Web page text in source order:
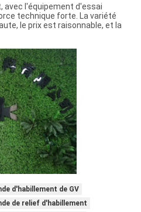
avec l'équipement d'essai
technique forte. La variété
le prix est raisonnable, et la
d'habillement de GV
de relief d'habillement